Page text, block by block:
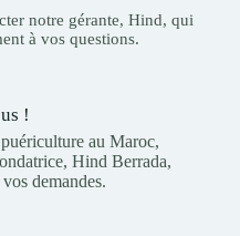
notre gérante, Hind, qui
à vos questions.
!
au Maroc,
Hind Berrada,
demandes.